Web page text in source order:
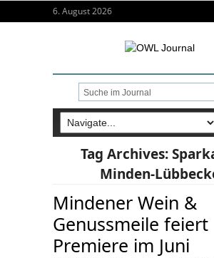
6. August 2026
Tag Archives:
Minden-
Mindener Wein &
Genussmeile feiert
Premiere im Juni